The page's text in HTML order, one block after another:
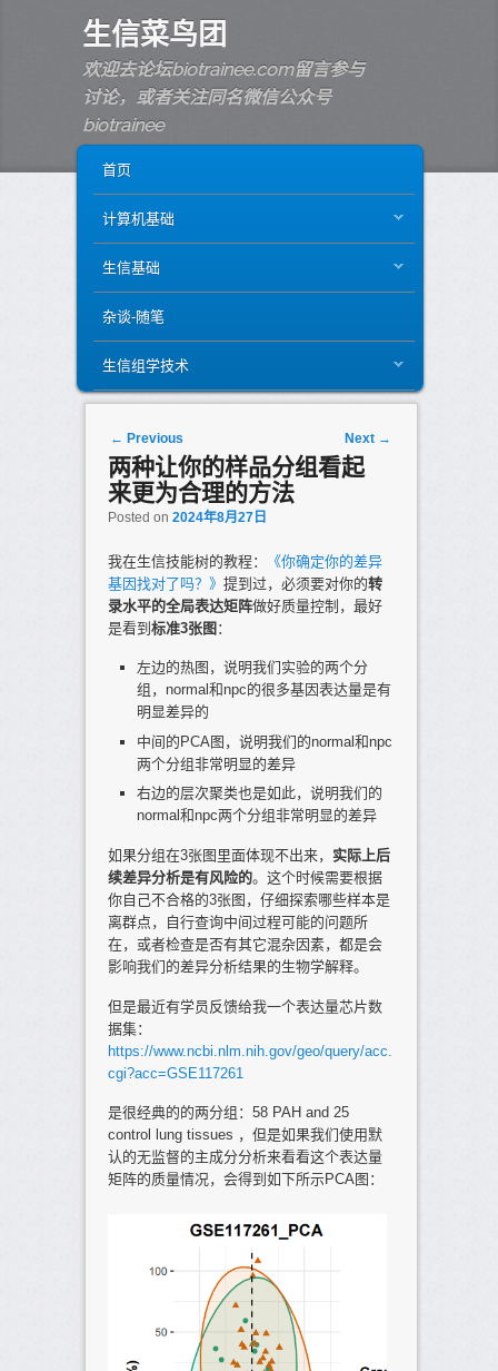
生信菜鸟团
欢迎去论坛biotrainee.com留言参与
讨论，或者关注同名微信公众号
biotrainee
SKIP TO PRIMARY CONTENT
SKIP TO SECONDARY CONTENT
首页
计算机基础
生信基础
杂谈-随笔
生信组学技术
Post navigation
← Previous Next →
两种让你的样品分组看起
来更为合理的方法
Posted on 2024年8月27日
我在生信技能树的教程：
《你确定你的差异
基因找对了吗？》 提到过，必须要对你的转
录水平的全局表达矩阵做好质量控制，最好
是看到标准3张图：
左边的热图，说明我们实验的两个分
组，normal和npc的很多基因表达量是有
明显差异的
中间的PCA图，说明我们的normal和npc
两个分组非常明显的差异
右边的层次聚类也是如此，说明我们的
normal和npc两个分组非常明显的差异
如果分组在3张图里面体现不出来， 实际上后
续差异分析是有风险的。这个时候需要根据
你自己不合格的3张图，仔细探索哪些样本是
离群点，自行查询中间过程可能的问题所
在，或者检查是否有其它混杂因素，都是会
影响我们的差异分析结果的生物学解释。
但是最近有学员反馈给我一个表达量芯片数
据集：
https://www.ncbi.nlm.nih.gov/geo/query/acc.
cgi?acc=GSE117261
是很经典的的两分组：58 PAH and 25
control lung tissues ，但是如果我们使用默
认的无监督的主成分分析来看看这个表达量
矩阵的质量情况，会得到如下所示PCA图：